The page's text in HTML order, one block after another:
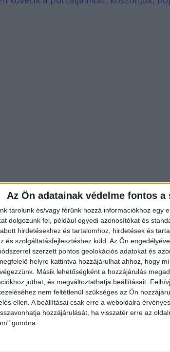
Az Ön adatainak védelme fontos a
tárolunk és/vagy férünk hozzá információkhoz egy
dolgozunk fel, például egyedi azonosítókat és
hirdetésekhez és tartalomhoz, hirdetések és
és szolgáltatásfejlesztéshez küld. Az Ön
szerzett pontos geolokációs adatokat és
helyre kattintva hozzájárulhat ahhoz, hogy
Másik lehetőségként a hozzájárulás
juthat, és megváltoztathatja beállításait.
nem feltétlenül szükséges az Ön
ellen. A beállításai csak erre a weboldalra
hozzájárulását, ha visszatér erre az
gombra.
hírportálnak nyilatkozott az
és a kihallgatásán ügyvédi
tettem, és holnap is megtenném
tettem, amit a személyes
zászlóknak sem az Erzsébet hídon,